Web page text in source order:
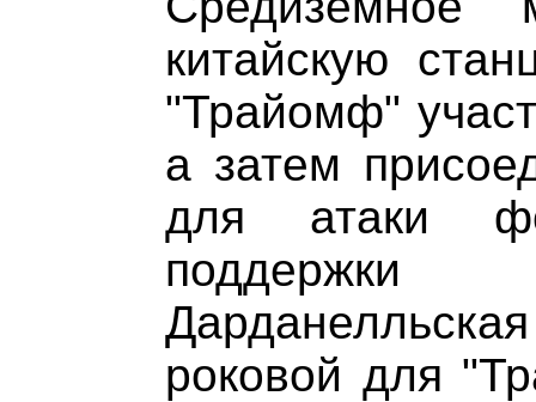
китайскую
"Трайомф"
а затем
для атаки
поддержки
роковой для